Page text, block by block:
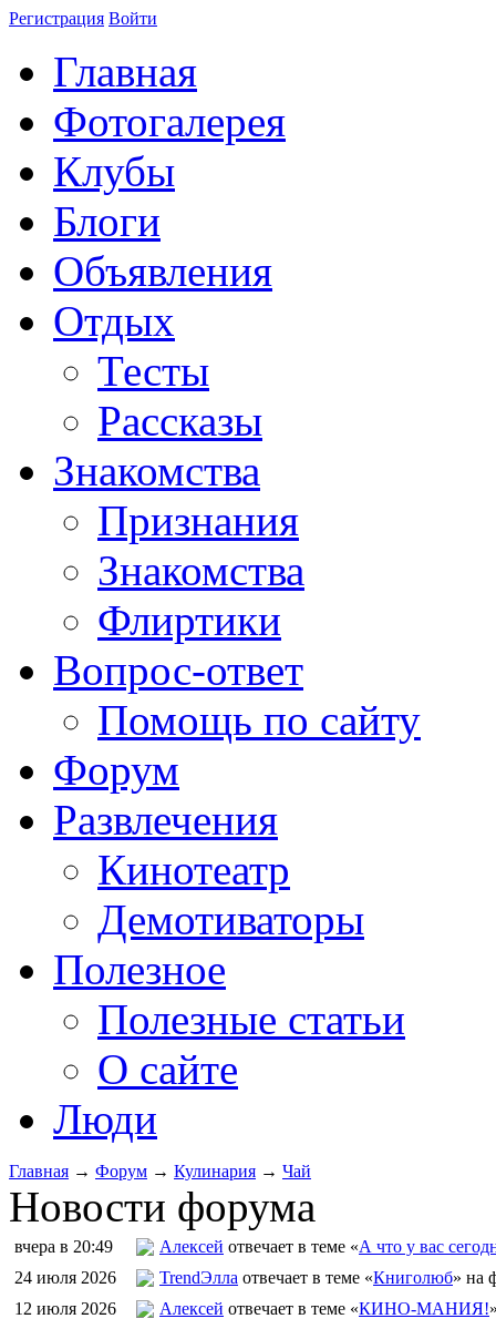
Регистрация Войти
Главная
Фотогалерея
Клубы
Блоги
Объявления
Отдых
Тесты
Рассказы
Знакомства
Признания
Знакомства
Флиртики
Вопрос-ответ
Помощь по сайту
Форум
Развлечения
Кинотеатр
Демотиваторы
Полезное
Полезные статьи
О сайте
Люди
Главная → Форум → Кулинария → Чай
Новости форума
вчера в 20:49 Алексей отвечает в теме «А что у вас
24 июля 2026
TrendЭлла отвечает в теме «Книголюб» на
12 июля 2026
Алексей отвечает в теме «КИНО-МАНИЯ!